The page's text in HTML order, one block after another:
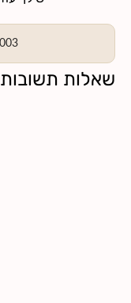
שאלות תשובות